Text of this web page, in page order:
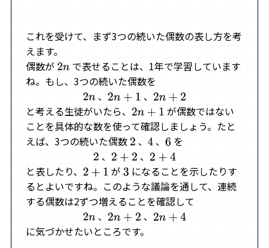
これを受けて、まず3つの続いた偶数の表し方を考
えます。
偶数が 2n で表せることは、1年で学習しています
ね。もし、3つの続いた偶数を
2n 、 2n+1 、 2n+2
と考える生徒がいたら、 2n+1
が偶数ではない
ことを具体的な数を使って確認しましょう。たと
えば、3つの続いた偶数 2 、 4 、6 を
2 、 2 +2 、 2+4
と表したり、 2+1 が3 になることを示したりす
るとよいですね。このような議論を通して、連続
する偶数は2ずつ増えることを確認して
2n 、 2n+2 、 2n+4
に気づかせたいところです。